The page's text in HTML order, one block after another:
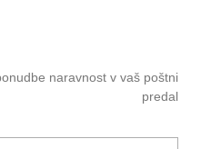
naravnost v vaš poštni
predal